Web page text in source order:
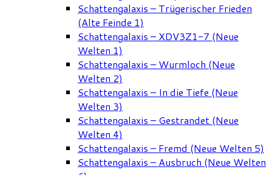
Schattengalaxis – Trügerischer Frieden
(Alte Feinde 1)
Schattengalaxis – XDV3Z1-7 (Neue
Welten 1)
Schattengalaxis – Wurmloch (Neue
Welten 2)
Schattengalaxis – In die Tiefe (Neue
Welten 3)
Schattengalaxis – Gestrandet (Neue
Welten 4)
Schattengalaxis – Fremd (Neue Welten 5)
Schattengalaxis – Ausbruch (Neue Welten